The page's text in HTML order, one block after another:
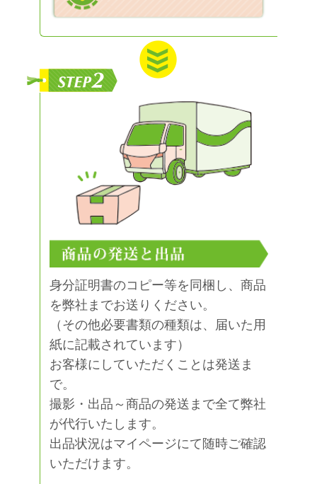
身分証明書のコピー等を同梱し、商品
を弊社までお送りください。
（その他必要書類の種類は、届いた用
紙に記載されています）
お客様にしていただくことは発送ま
で。
撮影・出品～商品の発送まで全て弊社
が代行いたします。
出品状況はマイページにて随時ご確認
いただけます。